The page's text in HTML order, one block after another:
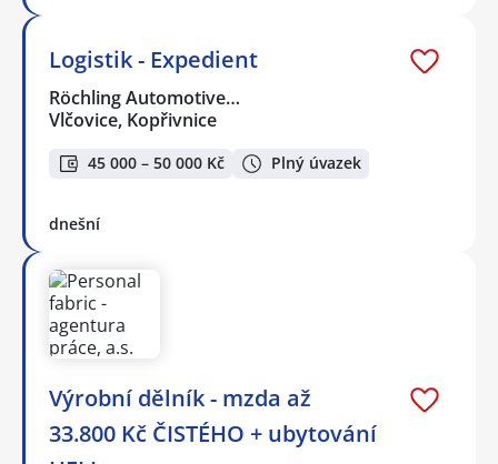
Logistik - Expedient
Röchling Automotive…
Vlčovice, Kopřivnice
45 000 – 50 000 Kč Plný úvazek
dnešní
Výrobní dělník - mzda až
33.800 Kč ČISTÉHO + ubytování